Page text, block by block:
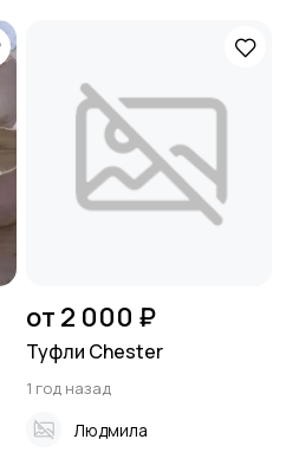
от 2 000 ₽
Туфли Chester
1 год назад
Людмила